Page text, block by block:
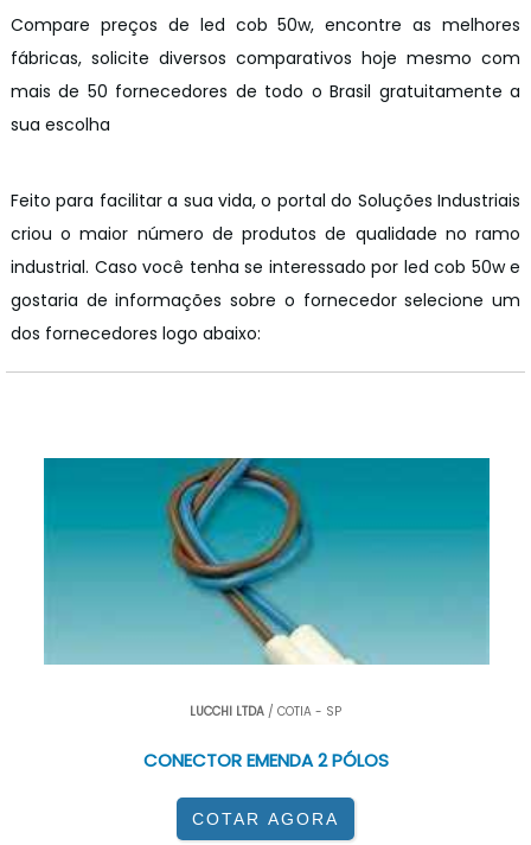
Compare preços de led cob 50w, encontre as melhores
fábricas, solicite diversos comparativos hoje mesmo com
mais de 50 fornecedores de todo o Brasil gratuitamente a
sua escolha
Feito para facilitar a sua vida, o portal do Soluções Industriais
criou o maior número de produtos de qualidade no ramo
industrial. Caso você tenha se interessado por led cob 50w e
gostaria de informações sobre o fornecedor selecione um
dos fornecedores logo abaixo:
LUCCHI LTDA / COTIA - SP
CONECTOR EMENDA 2 PÓLOS
COTAR AGORA